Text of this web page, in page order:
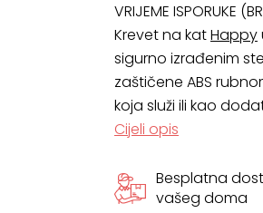
X
190
cm
količina
VRIJEME ISPORUKE
Krevet na katHappy
sigurno izrađenim
zaštičene ABS
koja služi ili kao
Cijeli opis
Besplatna
vašeg doma